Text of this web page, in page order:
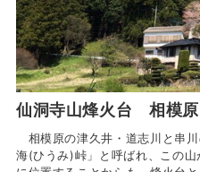
仙洞寺山烽火台 相模
相模原の津久井・道志川と串
海(ひうみ)峠」と呼ばれ、この